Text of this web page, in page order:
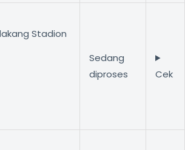
Stadion
Sedang
diproses
Cek